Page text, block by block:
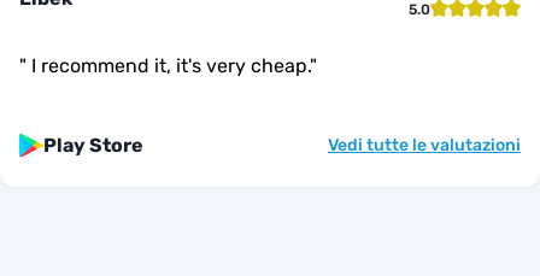
5.0
" I recommend it, it's very cheap."
Play Store Vedi tutte le valutazioni